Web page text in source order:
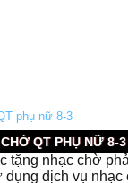
phụ nữ 8-3
QT PHỤ NỮ 8-
tặng nhạc chờ
dịch vụ nhạc